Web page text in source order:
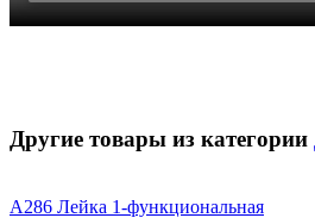
Другие товары из категории
A286 Лейка 1-функциональная